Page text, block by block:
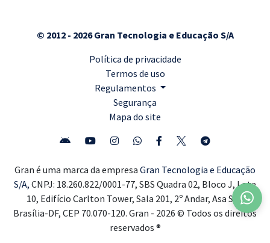
© 2012 - 2026 Gran Tecnologia e Educação S/A
Política de privacidade
Termos de uso
Regulamentos
Segurança
Mapa do site
Gran é uma marca da empresa Gran Tecnologia e Educação
S/A, CNPJ: 18.260.822/0001-77, SBS Quadra 02, Bloco J, Lote
10, Edifício Carlton Tower, Sala 201, 2º Andar, Asa Sul,
Brasília-DF, CEP 70.070-120. Gran - 2026 © Todos os direitos
reservados ®